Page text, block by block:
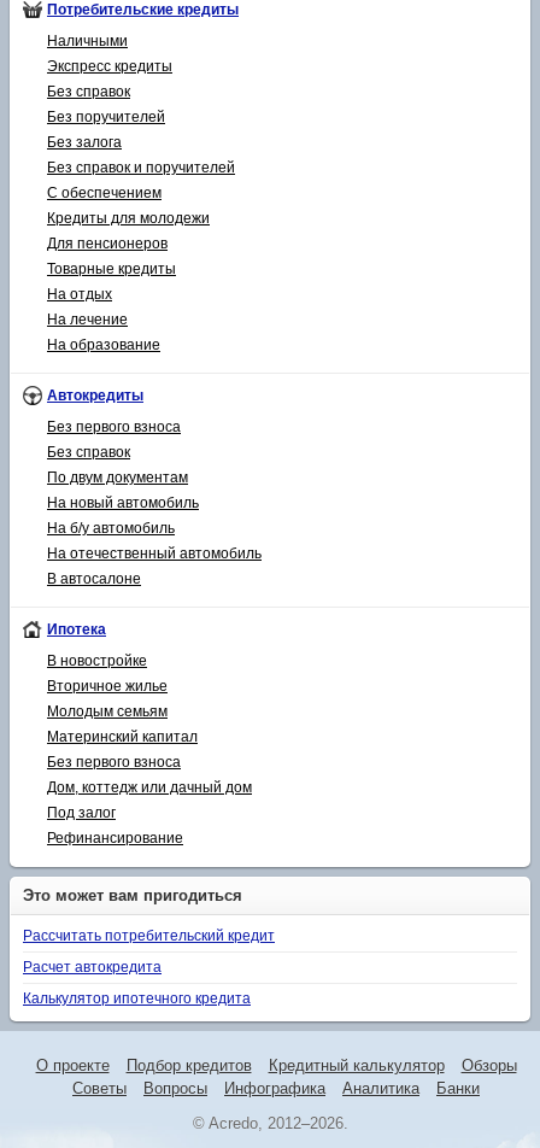
Потребительские кредиты
Наличными
Экспресс кредиты
Без справок
Без поручителей
Без залога
Без справок и поручителей
С обеспечением
Кредиты для молодежи
Для пенсионеров
Товарные кредиты
На отдых
На лечение
На образование
Автокредиты
Без первого взноса
Без справок
По двум документам
На новый автомобиль
На б/у автомобиль
На отечественный автомобиль
В автосалоне
Ипотека
В новостройке
Вторичное жилье
Молодым семьям
Материнский капитал
Без первого взноса
Дом, коттедж или дачный дом
Под залог
Рефинансирование
Это может вам пригодиться
Рассчитать потребительский кредит
Расчет автокредита
Калькулятор ипотечного кредита
О проекте Подбор кредитов Кредитный калькулятор
Обзоры
Советы
Вопросы Инфографика Аналитика Банки
© Acredo, 2012–2026.